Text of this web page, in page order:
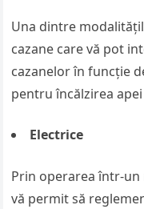
Una dintre
cazane care vă pot
cazanelor în funcție
pentru încălzirea apei
Electrice
Prin operarea într-un
vă permit să